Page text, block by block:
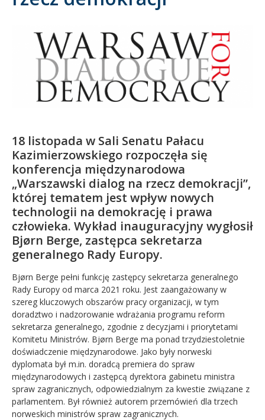
Absolwent
18 listopada w Sali Senatu Pałacu
Kazimierzowskiego rozpoczęła się
konferencja międzynarodowa
„Warszawski dialog na rzecz demokracji”,
której tematem jest wpływ nowych
technologii na demokrację i prawa
człowieka. Wykład inauguracyjny wygłosił
Bjørn Berge, zastępca sekretarza
generalnego Rady Europy.
Bjørn Berge pełni funkcję zastępcy sekretarza generalnego
Rady Europy od marca 2021 roku. Jest zaangażowany w
szereg kluczowych obszarów pracy organizacji, w tym
doradztwo i nadzorowanie wdrażania programu reform
sekretarza generalnego, zgodnie z decyzjami i priorytetami
Komitetu Ministrów. Bjørn Berge ma ponad trzydziestoletnie
doświadczenie międzynarodowe. Jako były norweski
dyplomata był m.in. doradcą premiera do spraw
międzynarodowych i zastępcą dyrektora gabinetu ministra
spraw zagranicznych, odpowiedzialnym za kwestie związane z
parlamentem. Był również autorem przemówień dla trzech
norweskich ministrów spraw zagranicznych.